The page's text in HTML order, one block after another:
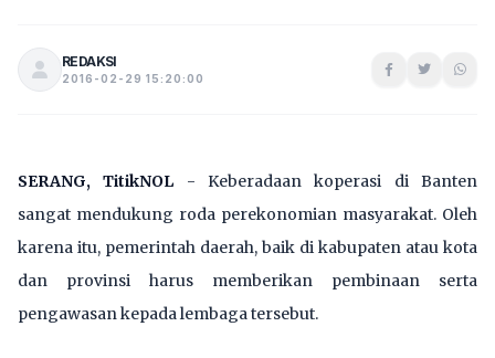
REDAKSI
2016-02-29 15:20:00
SERANG, TitikNOL - Keberadaan koperasi di Banten
sangat mendukung roda perekonomian masyarakat. Oleh
karena itu, pemerintah daerah, baik di kabupaten atau kota
dan provinsi harus memberikan pembinaan serta
pengawasan kepada lembaga tersebut.